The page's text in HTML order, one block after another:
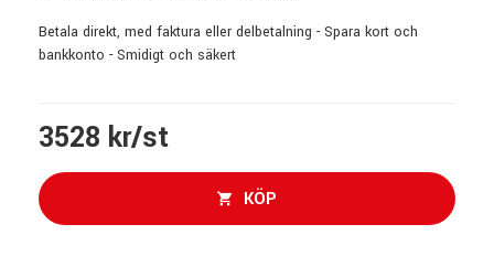
Betala direkt, med faktura eller delbetalning - Spara kort och
bankkonto - Smidigt och säkert
3528 kr/st
KÖP